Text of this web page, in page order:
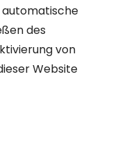
automatische
des
von
Website